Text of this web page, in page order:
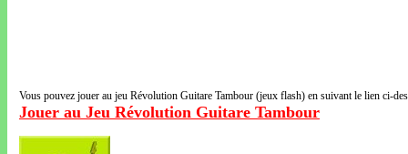
Vous pouvez jouer au jeu Révolution Guitare Tambour (jeux flash) en suivant le lien ci-
Jouer au Jeu Révolution Guitare Tambour